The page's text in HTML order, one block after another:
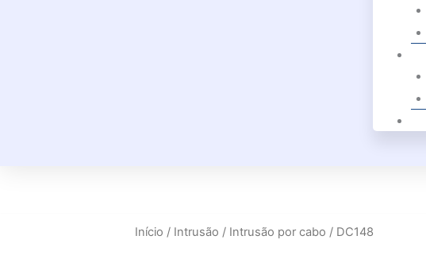
Início / Intrusão / Intrusão por cabo / DC148